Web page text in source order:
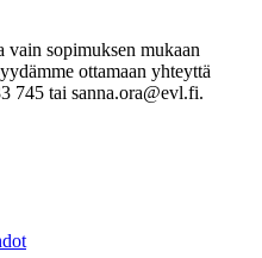
sopimuksen mukaan
ottamaan yhteyttä
745 tai sanna.ora@evl.fi.